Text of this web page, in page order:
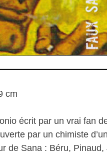
cm
écrit par un vrai fan
par un chimiste
de Sana : Béru, Pinaud,